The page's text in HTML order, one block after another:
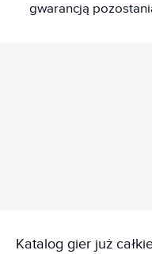
gwarancją
Katalog gier już